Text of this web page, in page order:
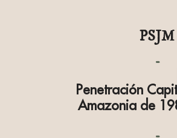
PSJM
Penetración
Amazonia de